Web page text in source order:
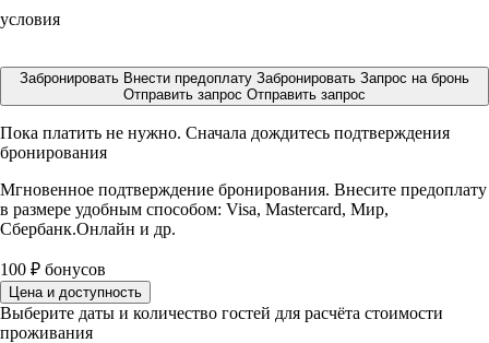
условия
Забронировать Внести предоплату Забронировать Запрос на бронь
Отправить запрос Отправить запрос
Пока платить не нужно. Сначала дождитесь подтверждения
бронирования
Мгновенное подтверждение бронирования. Внесите предоплату
в размере удобным способом: Visa, Mastercard, Мир,
Сбербанк.Онлайн и др.
100 ₽ бонусов
Цена и доступность
Выберите даты и количество гостей для расчёта стоимости
проживания